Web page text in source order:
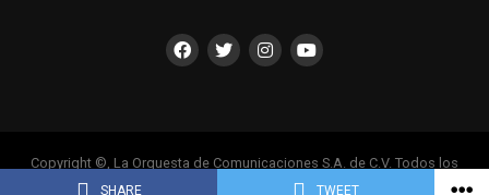
SHARE TWEET
Copyright ©, La Orquesta de Comunicaciones S.A. de C.V. Todos los
Derechos Reservados